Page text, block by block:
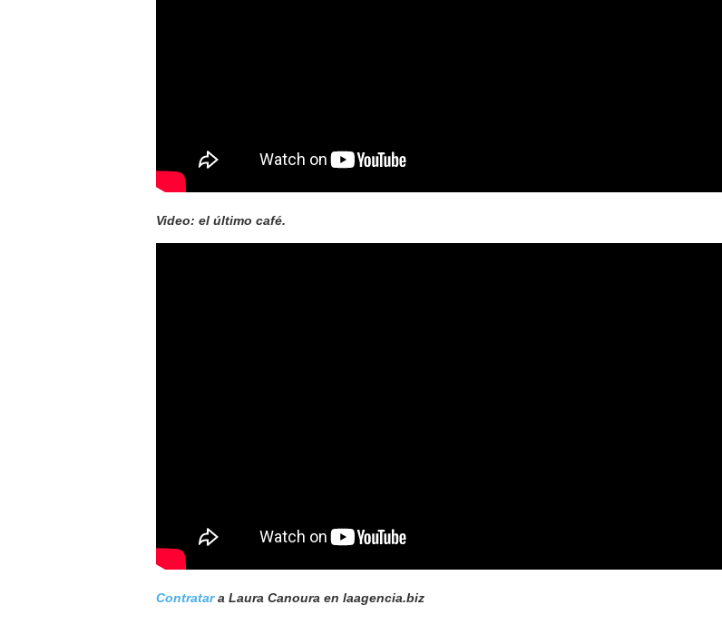
Video: el último café.
Contratara Laura Canoura en laagencia.biz